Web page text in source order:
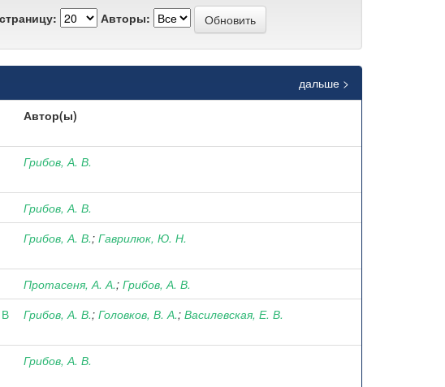
Авторы:
дальше >
Автор(ы)
Грибов, А. В.
Грибов, А. В.
Грибов, А. В.; Гаврилюк, Ю. Н.
Протасеня, А. А.; Грибов, А. В.
Грибов, А. В.; Головков, В. А.; Василевская, Е. В.
Грибов, А. В.